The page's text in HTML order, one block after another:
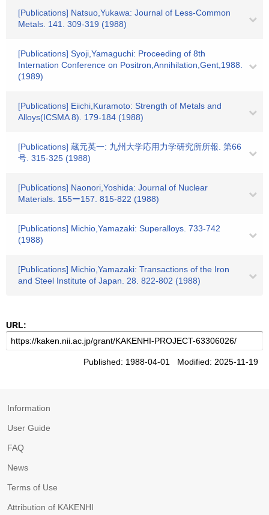
[Publications] Natsuo,Yukawa: Journal of Less-Common
Metals. 141. 309-319 (1988)
[Publications] Syoji,Yamaguchi: Proceeding of 8th
Internation Conference on Positron,Annihilation,Gent,1988.
(1989)
[Publications] Eiichi,Kuramoto: Strength of Metals and
Alloys(ICSMA 8). 179-184 (1988)
[Publications] 蔵元英一: 九州大学応用力学研究所所報. 第66
号. 315-325 (1988)
[Publications] Naonori,Yoshida: Journal of Nuclear
Materials. 155ー157. 815-822 (1988)
[Publications] Michio,Yamazaki: Superalloys. 733-742
(1988)
[Publications] Michio,Yamazaki: Transactions of the Iron
and Steel Institute of Japan. 28. 822-802 (1988)
URL:
Published: 1988-04-01 Modified: 2025-11-19
Information
User Guide
FAQ
News
Terms of Use
Attribution of KAKENHI